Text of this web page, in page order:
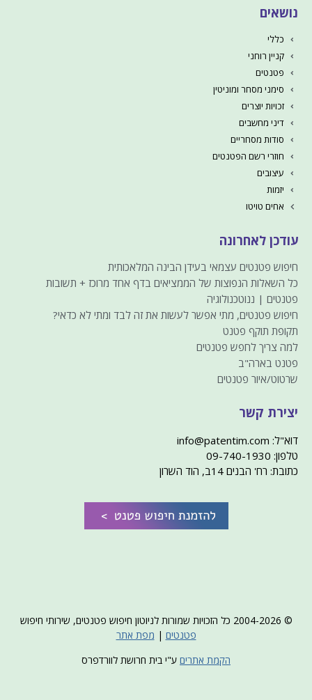
נושאים
כללי
קניין רוחני
פטנטים
סימני מסחר ומוניטין
זכויות יוצרים
דיני מחשבים
סודות מסחריים
חוזרי רשם הפטנטים
עיצובים
יזמות
אחים טויטו
עודכן לאחרונה
חיפוש פטנטים עצמאי בעידן הבינה המלאכותית
כל השאלות הנפוצות של הממציאים בדף אחד מרוכז + תשובות
פטנטים | ננוטכנולוגיה
חיפוש פטנטים, מתי אפשר לעשות את זה לבד ומתי לא כדאי?
תקופת תוקף פטנט
למה צריך לחפש פטנטים
פטנט בארה"ב
שרטוט/איור פטנטים
יצירת קשר
דוא"ל: info@patentim.com
טלפון: 09-740-1930
כתובת: רח' הבנים 14ב, הוד השרון
© 2004-2026 כל הזכויות שמורות לניוטון חיפוש פטנטים, שירותי חיפוש
פטנטים | מפת אתר
הקמת אתרים ע"י בית חרושת לוורדפרס